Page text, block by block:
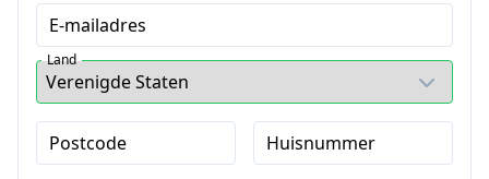
E-mailadres
Land
Postcode Huisnummer